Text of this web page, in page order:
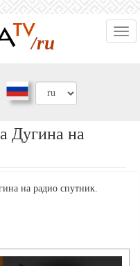
/ru
Дугина на
на радио спутник.